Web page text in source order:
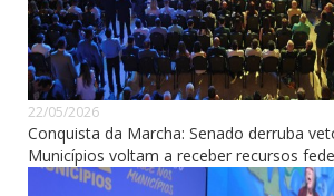
22/05/2026
Conquista da Marcha: Senado derruba
Municípios voltam a receber recursos